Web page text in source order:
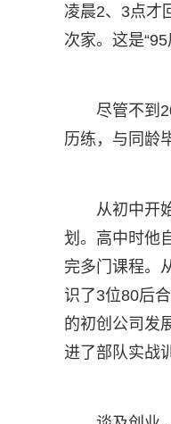
凌晨2、3点才
次家。这是
尽管不到
历练，与同龄
从初中开
划。高中时他
完多门课程。
识了3位80后
的初创公司发
进了部队实战